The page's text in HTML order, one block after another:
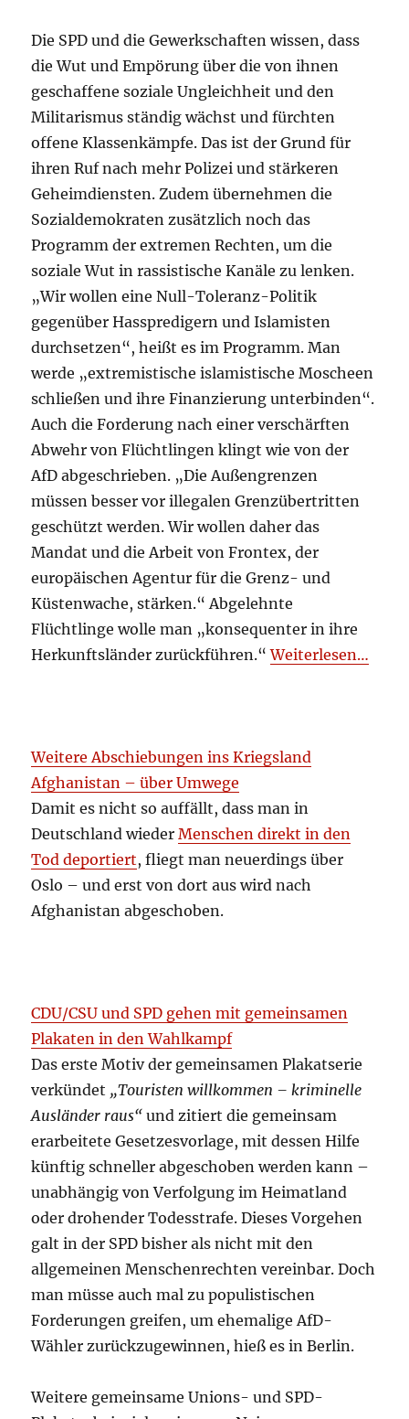
Die SPD und die Gewerkschaften wissen, dass
die Wut und Empörung über die von ihnen
geschaffene soziale Ungleichheit und den
Militarismus ständig wächst und fürchten
offene Klassenkämpfe. Das ist der Grund für
ihren Ruf nach mehr Polizei und stärkeren
Geheimdiensten. Zudem übernehmen die
Sozialdemokraten zusätzlich noch das
Programm der extremen Rechten, um die
soziale Wut in rassistische Kanäle zu lenken.
„Wir wollen eine Null-Toleranz-Politik
gegenüber Hasspredigern und Islamisten
durchsetzen“, heißt es im Programm. Man
werde „extremistische islamistische Moscheen
schließen und ihre Finanzierung unterbinden“.
Auch die Forderung nach einer verschärften
Abwehr von Flüchtlingen klingt wie von der
AfD abgeschrieben. „Die Außengrenzen
müssen besser vor illegalen Grenzübertritten
geschützt werden. Wir wollen daher das
Mandat und die Arbeit von Frontex, der
europäischen Agentur für die Grenz- und
Küstenwache, stärken.“ Abgelehnte
Flüchtlinge wolle man „konsequenter in ihre
Herkunftsländer zurückführen.“Weiterlesen…
Weitere Abschiebungen ins Kriegsland
Afghanistan – über Umwege
Damit es nicht so auffällt, dass man in
Deutschland wiederMenschen direkt in den
Tod deportiert, fliegt man neuerdings über
Oslo – und erst von dort aus wird nach
Afghanistan abgeschoben.
CDU/CSU und SPD gehen mit gemeinsamen
Plakaten in den Wahlkampf
Das erste Motiv der gemeinsamen Plakatserie
verkündet „Touristen willkommen – kriminelle
Ausländer raus“ und zitiert die gemeinsam
erarbeitete Gesetzesvorlage, mit dessen Hilfe
künftig schneller abgeschoben werden kann –
unabhängig von Verfolgung im Heimatland
oder drohender Todesstrafe. Dieses Vorgehen
galt in der SPD bisher als nicht mit den
allgemeinen Menschenrechten vereinbar. Doch
man müsse auch mal zu populistischen
Forderungen greifen, um ehemalige AfD-
Wähler zurückzugewinnen, hieß es in Berlin.
Weitere gemeinsame Unions- und SPD-